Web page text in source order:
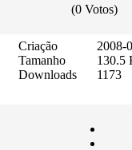
(0 Votos)
Criação
Tamanho
Downloads
2008-
130.5
1173